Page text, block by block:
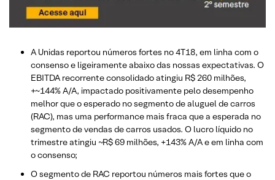
A Unidas reportou números fortes no 4T18, em linha com o
consenso e ligeiramente abaixo das nossas expectativas. O
EBITDA recorrente consolidado atingiu R$ 260 milhões,
+~144% A/A, impactado positivamente pelo desempenho
melhor que o esperado no segmento de aluguel de carros
(RAC), mas uma performance mais fraca que a esperada no
segmento de vendas de carros usados. O lucro líquido no
trimestre atingiu ~R$ 69 milhões, +143% A/A e em linha com
o consenso;
O segmento de RAC reportou números mais fortes que o